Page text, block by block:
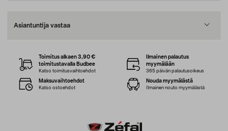
Asiantuntija vastaa
Toimitus alkaen 3,90 €
toimitustavalla Budbee
Katso toimitusvaihtoehdot
Ilmainen palautus
myymälään
365 päivän palautusoikeus
Maksuvaihtoehdot
Katso ostoehdot
Nouda myymälästä
Ilmainen nouto myymälästä